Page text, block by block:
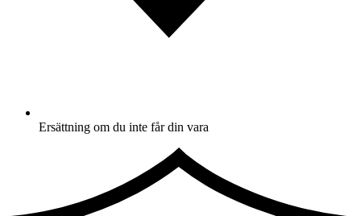
Ersättning om du inte får din vara